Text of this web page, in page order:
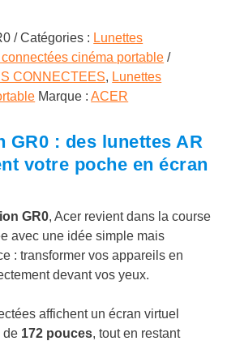
Catégories : Lunettes
connectées cinéma portable
CONNECTEES, Lunettes
Marque :ACER
GR0 : des lunettes AR
votre poche en écran
GR0, Acer revient dans la course
avec une idée simple mais
: transformer vos appareils en
devant vos yeux.
affichent un écran virtuel
de 172 pouces, tout en restant